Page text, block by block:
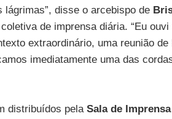
disse o arcebispo de
de imprensa diária. “Eu
extraordinário, uma reunião de
imediatamente uma das
distribuídos pela Sala de